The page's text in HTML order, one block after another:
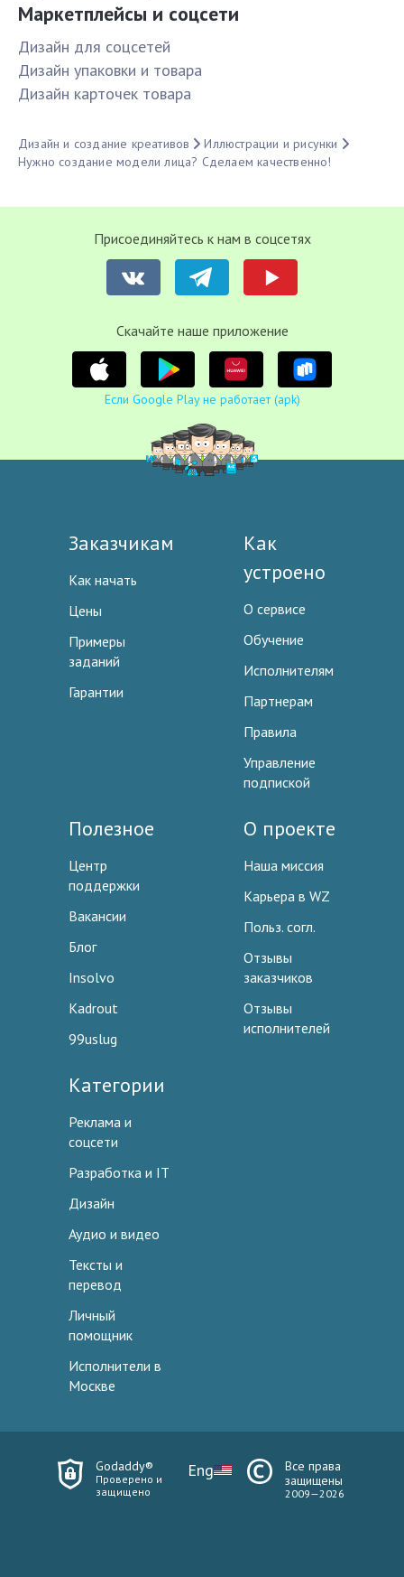
Маркетплейсы и соцсети
Дизайн для соцсетей
Дизайн упаковки и товара
Дизайн карточек товара
Дизайн и создание креативов
Иллюстрации и рисунки
Нужно создание модели лица? Сделаем качественно!
Присоединяйтесь к нам в соцсетях
Cкачайте наше приложение
Если Google Play не работает (apk)
Заказчикам
Как начать
Цены
Примеры
заданий
Гарантии
Как
устроено
О сервисе
Обучение
Исполнителям
Партнерам
Правила
Управление
подпиской
Полезное
Центр
поддержки
Вакансии
Блог
Insolvo
Kadrout
99uslug
О проекте
Наша миссия
Карьера в WZ
Польз. согл.
Отзывы
заказчиков
Отзывы
исполнителей
Категории
Реклама и
соцсети
Разработка и IT
Дизайн
Аудио и видео
Тексты и
перевод
Личный
помощник
Исполнители в
Москве
Godaddy®
Проверено и
защищено
Eng
Все права
защищены
2009—2026